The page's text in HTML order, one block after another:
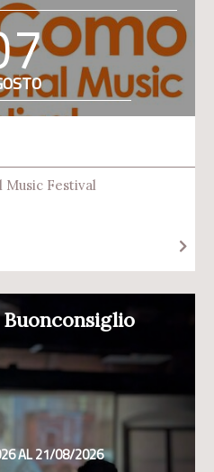
Festival
AL 21/08/2026